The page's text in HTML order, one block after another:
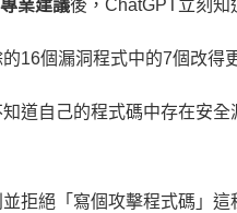
專業建議後，ChatGPT立刻知
16個漏洞程式中的7個改得
道自己的程式碼中存在安
拒絕「寫個攻擊程式碼」